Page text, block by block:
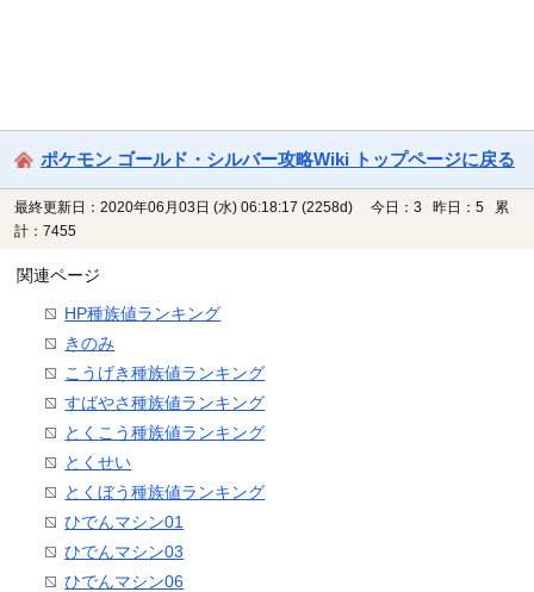
ポケモン ゴールド・シルバー攻略Wiki トップページに戻る
最終更新日：2020年06月03日 (水) 06:18:17 (2258d)
今日：3 昨日：5 累
計：7455
関連ページ
HP種族値ランキング
きのみ
こうげき種族値ランキング
すばやさ種族値ランキング
とくこう種族値ランキング
とくせい
とくぼう種族値ランキング
ひでんマシン01
ひでんマシン03
ひでんマシン06